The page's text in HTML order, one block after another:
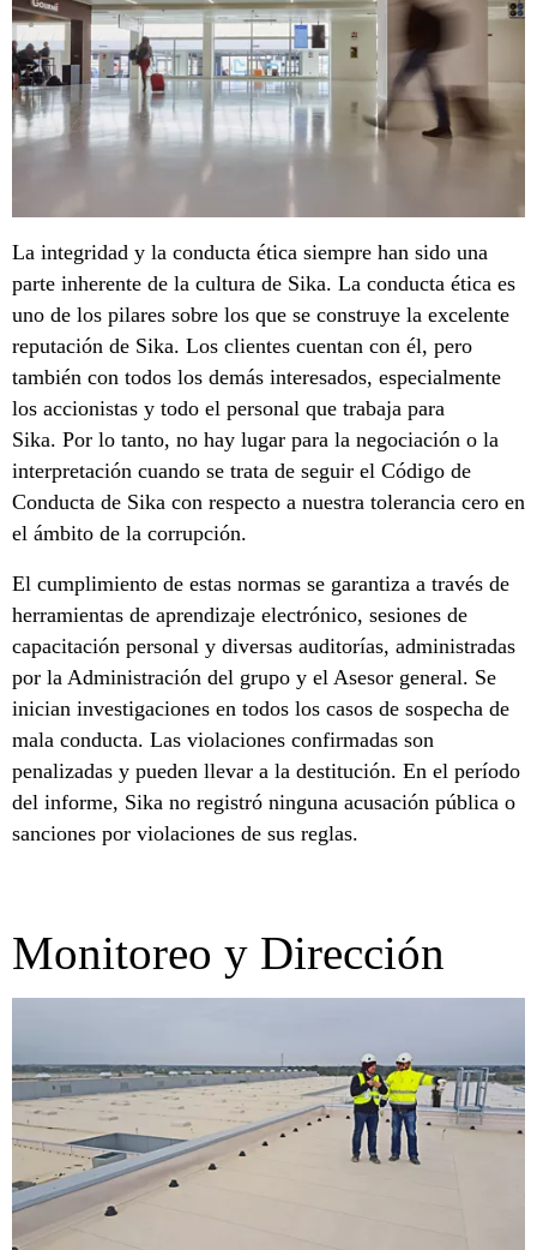
La integridad y la conducta ética siempre han sido una
parte inherente de la cultura de Sika. La conducta ética es
uno de los pilares sobre los que se construye la excelente
reputación de Sika. Los clientes cuentan con él, pero
también con todos los demás interesados, especialmente
los accionistas y todo el personal que trabaja para
Sika. Por lo tanto, no hay lugar para la negociación o la
interpretación cuando se trata de seguir el Código de
Conducta de Sika con respecto a nuestra tolerancia cero en
el ámbito de la corrupción.
El cumplimiento de estas normas se garantiza a través de
herramientas de aprendizaje electrónico, sesiones de
capacitación personal y diversas auditorías, administradas
por la Administración del grupo y el Asesor general. Se
inician investigaciones en todos los casos de sospecha de
mala conducta. Las violaciones confirmadas son
penalizadas y pueden llevar a la destitución. En el período
del informe, Sika no registró ninguna acusación pública o
sanciones por violaciones de sus reglas.
Monitoreo y Dirección